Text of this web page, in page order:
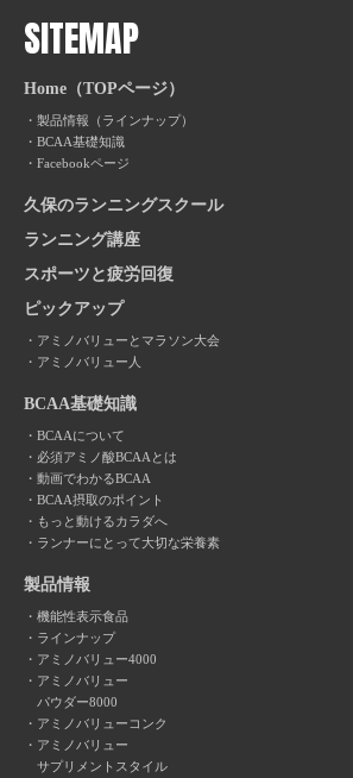
SITEMAP
Home（TOPページ）
製品情報（ラインナップ）
BCAA基礎知識
Facebookページ
久保のランニングスクール
ランニング講座
スポーツと疲労回復
ピックアップ
アミノバリューとマラソン大会
アミノバリュー人
BCAA基礎知識
BCAAについて
必須アミノ酸BCAAとは
動画でわかるBCAA
BCAA摂取のポイント
もっと動けるカラダへ
ランナーにとって大切な栄養素
製品情報
機能性表示食品
ラインナップ
アミノバリュー4000
アミノバリュー
パウダー8000
アミノバリューコンク
アミノバリュー
サプリメントスタイル